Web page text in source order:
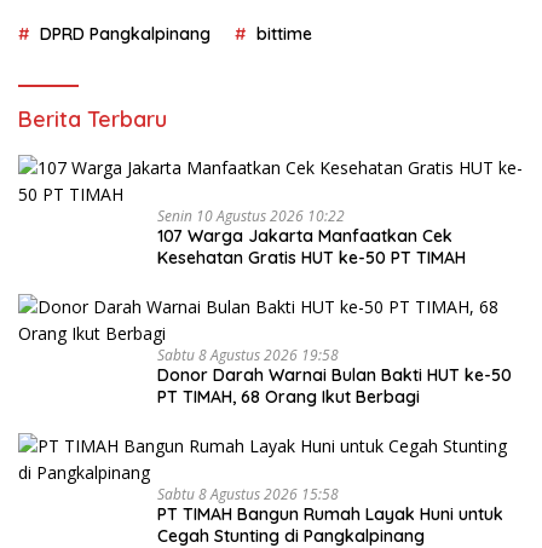
DPRD Pangkalpinang bittime
Berita Terbaru
Senin 10 Agustus 2026 10:22
107 Warga Jakarta Manfaatkan Cek
Kesehatan Gratis HUT ke-50 PT TIMAH
Sabtu 8 Agustus 2026 19:58
Donor Darah Warnai Bulan Bakti HUT ke-50
PT TIMAH, 68 Orang Ikut Berbagi
Sabtu 8 Agustus 2026 15:58
PT TIMAH Bangun Rumah Layak Huni untuk
Cegah Stunting di Pangkalpinang